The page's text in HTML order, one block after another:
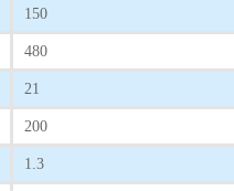
150
480
21
200
1.3